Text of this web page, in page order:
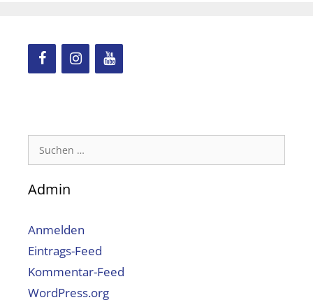
Suchen
nach:
Admin
Anmelden
Eintrags-Feed
Kommentar-Feed
WordPress.org